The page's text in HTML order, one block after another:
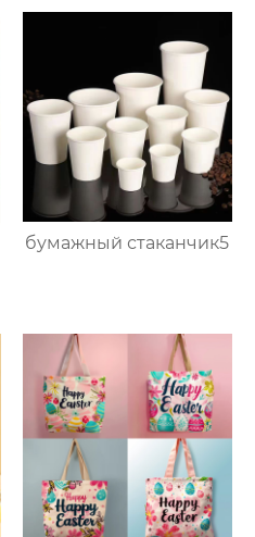
бумажный стаканчик5